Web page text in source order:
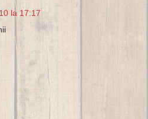
la 17:17